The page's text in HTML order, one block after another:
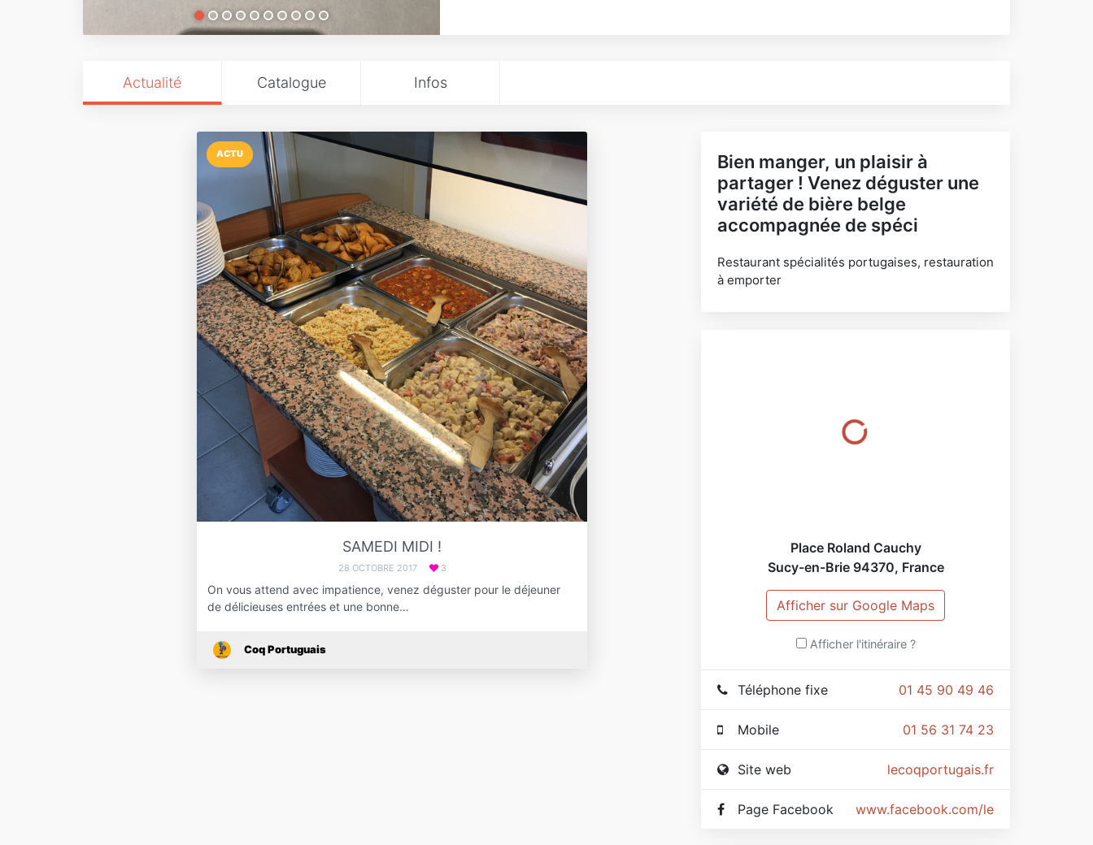
Actualité Catalogue Infos
ACTU
SAMEDI MIDI !
28 OCTOBRE 2017 3
On vous attend avec impatience, venez déguster pour le déjeuner
de délicieuses entrées et une bonne…
Coq Portuguais
Bien manger, un plaisir à
partager ! Venez déguster une
variété de bière belge
accompagnée de spéci
Restaurant spécialités portugaises, restauration
à emporter
Place Roland Cauchy
Sucy-en-Brie 94370, France
Afficher sur Google Maps
Afficher l'itinéraire ?
01 45 90 49 46
Téléphone fixe
01 56 31 74 23
Mobile
lecoqportugais.fr
Site web
www.facebook.com/
Page Facebook